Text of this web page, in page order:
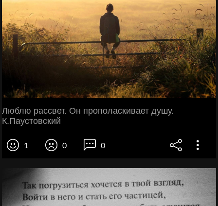
Люблю рассвет. Он прополаскивает душу.
К.Паустовский
1 0 0